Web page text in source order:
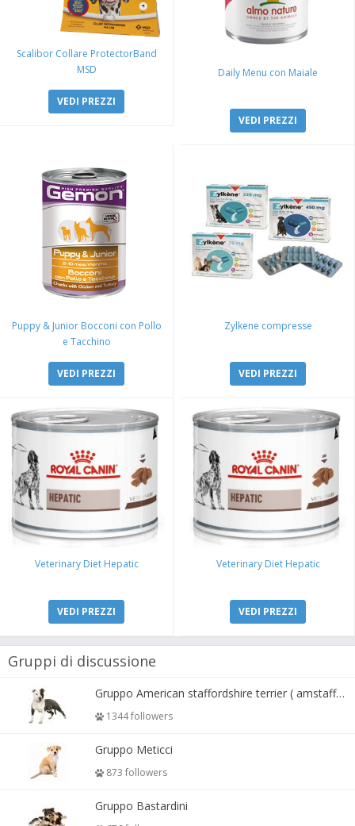
Scalibor Collare ProtectorBand
MSD
VEDI PREZZI
Daily Menu con Maiale
VEDI PREZZI
Puppy & Junior Bocconi con Pollo
e Tacchino
VEDI PREZZI
Zylkene compresse
VEDI PREZZI
Veterinary Diet Hepatic
VEDI PREZZI
Veterinary Diet Hepatic
VEDI PREZZI
Gruppi di discussione
Gruppo American staffordshire terrier ( amstaff, amastaff )
1344 followers
Gruppo Meticci
873 followers
Gruppo Bastardini